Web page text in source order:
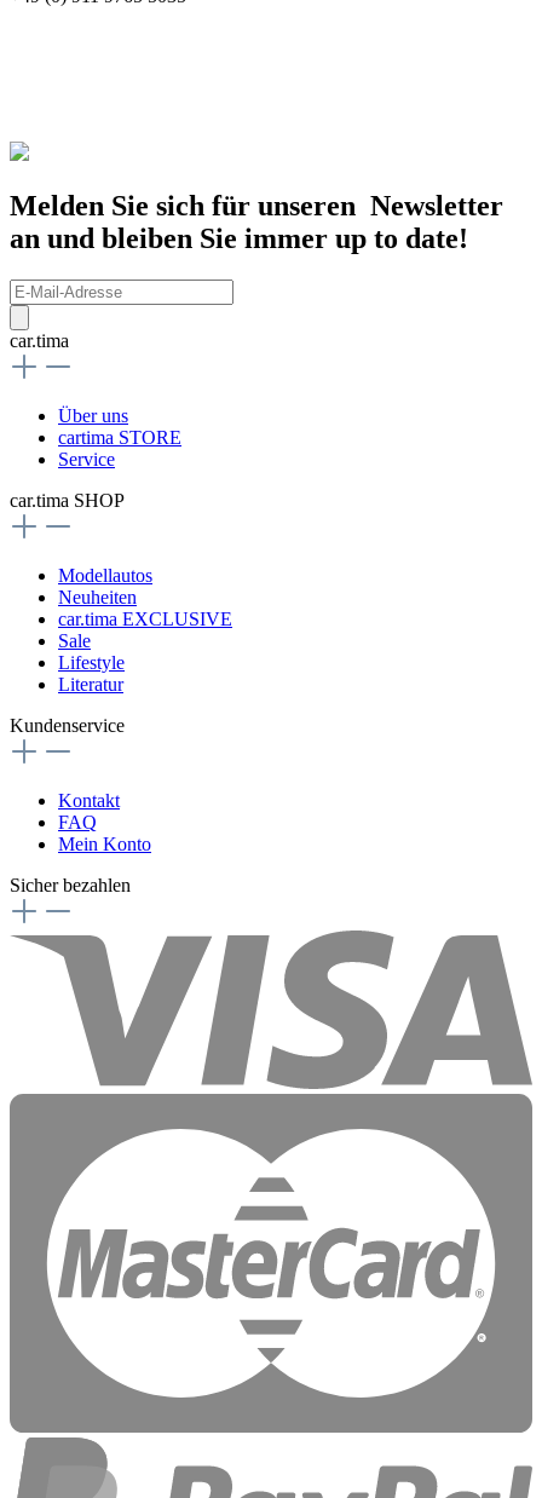
Melden Sie sich für unseren Newsletter
an und bleiben Sie immer up to date!
car.tima
Über uns
cartima STORE
Service
car.tima SHOP
Modellautos
Neuheiten
car.tima EXCLUSIVE
Sale
Lifestyle
Literatur
Kundenservice
Kontakt
FAQ
Mein Konto
Sicher bezahlen